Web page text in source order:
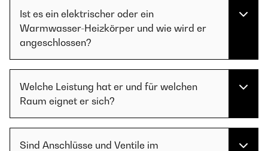
Ist es ein elektrischer oder ein
Warmwasser-Heizkörper und wie wird er
angeschlossen?
Welche Leistung hat er und für welchen
Raum eignet er sich?
Sind Anschlüsse und Ventile im